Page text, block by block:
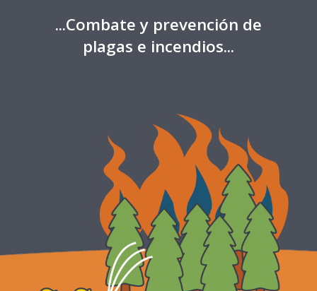
...Combate y prevención de
plagas e incendios...